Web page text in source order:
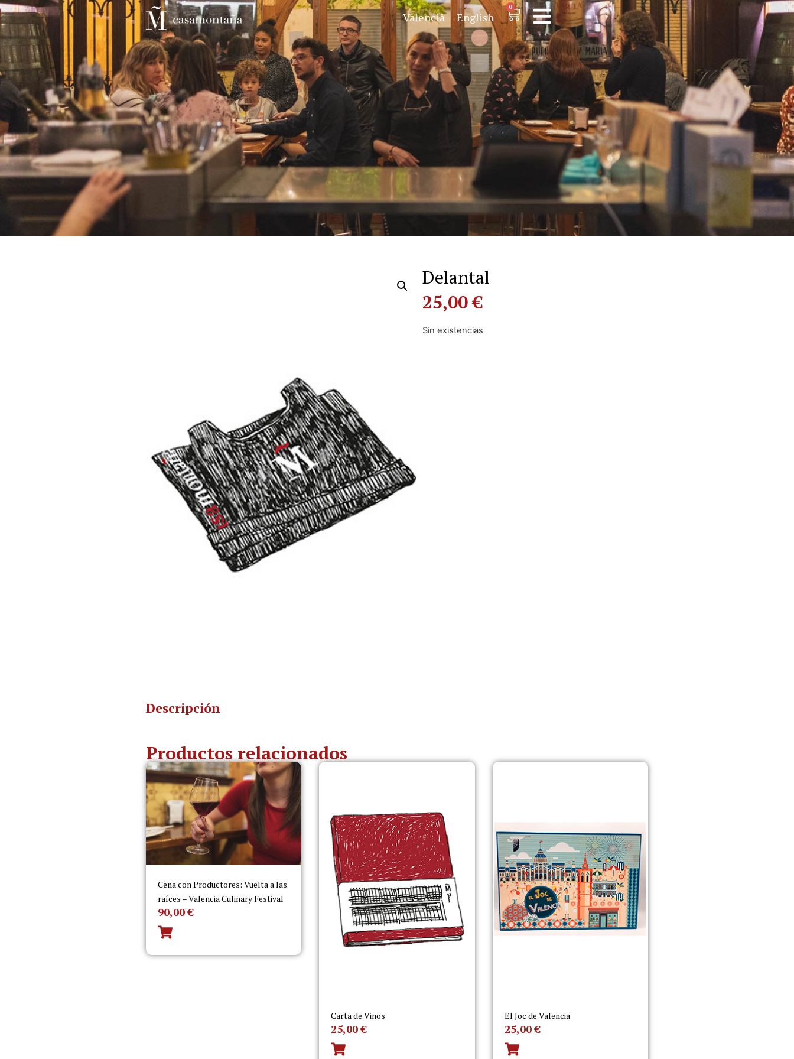
Valencià English
0
Delantal
25,00€
Sin existencias
Descripción
Productos relacionados
Cena con Productores: Vuelta a las
raíces – Valencia Culinary Festival
90,00€
Carta de Vinos
25,00€
El Joc de Valencia
25,00€